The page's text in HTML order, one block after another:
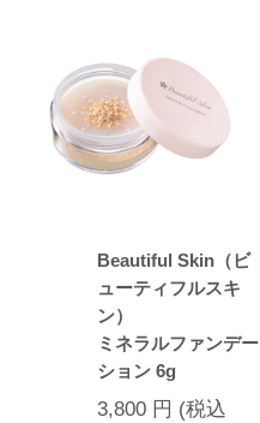
Beautiful Skin（ビ
ューティフルスキ
ン）
ミネラルファンデー
ション 6g
3,800 円 (税込